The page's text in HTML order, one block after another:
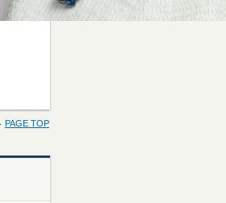
PAGE TOP